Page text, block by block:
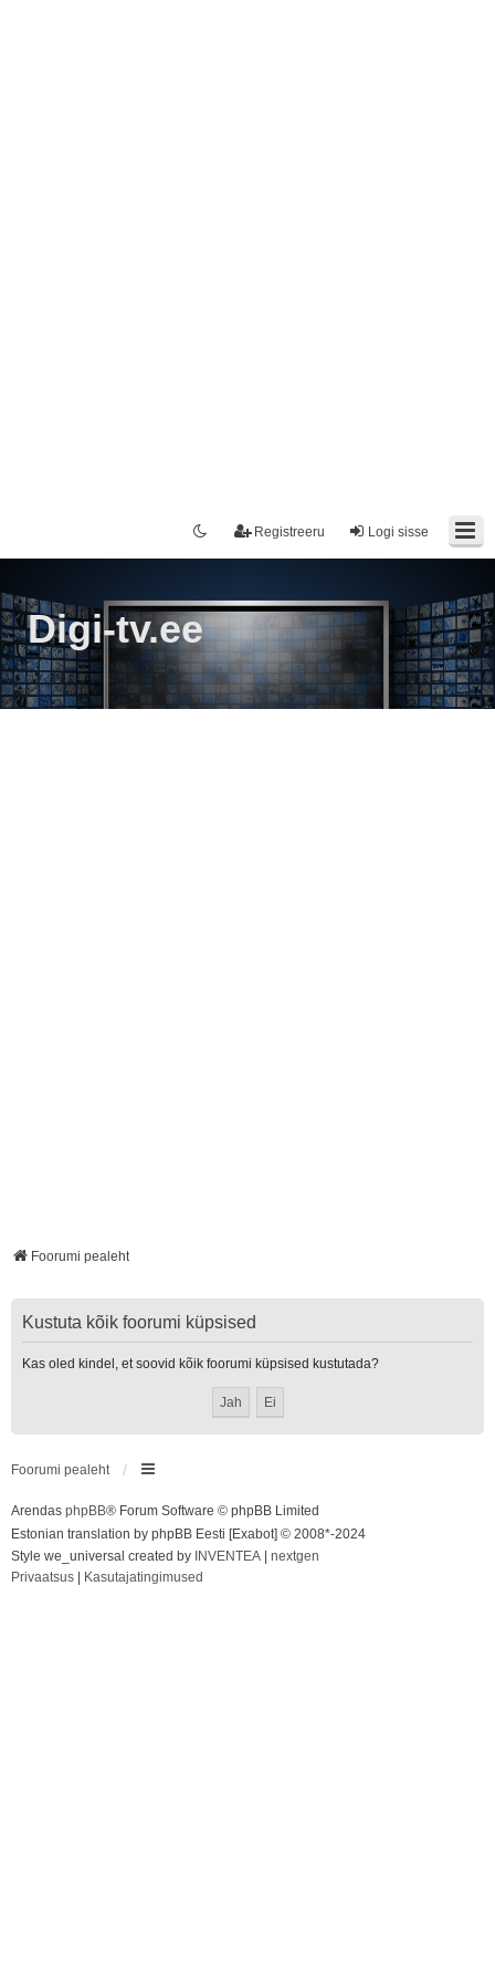
Logi sisse
Registreeru
Digi-tv.ee
Foorumi pealeht
Kustuta kõik foorumi küpsised
Kas oled kindel, et soovid kõik foorumi küpsised kustutada?
Foorumi pealeht
Arendas phpBB® Forum Software © phpBB Limited
Estonian translation by phpBB Eesti [Exabot] © 2008*-2024
Style we_universal created by INVENTEA
nextgen
Privaatsus
Kasutajatingimused